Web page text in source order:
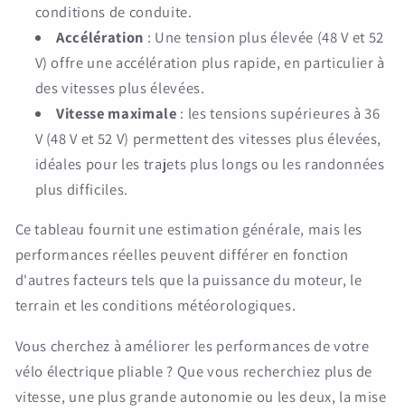
conditions de conduite.
Accélération : Une tension plus élevée (48 V et 52
V) offre une accélération plus rapide, en particulier à
des vitesses plus élevées.
Vitesse maximale : les tensions supérieures à 36
V (48 V et 52 V) permettent des vitesses plus élevées,
idéales pour les trajets plus longs ou les randonnées
plus difficiles.
Ce tableau fournit une estimation générale, mais les
performances réelles peuvent différer en fonction
d'autres facteurs tels que la puissance du moteur, le
terrain et les conditions météorologiques.
Vous cherchez à améliorer les performances de votre
vélo électrique pliable ? Que vous recherchiez plus de
vitesse, une plus grande autonomie ou les deux, la mise